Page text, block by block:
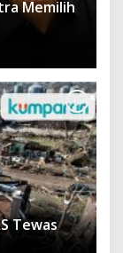
Memilih
Tewas